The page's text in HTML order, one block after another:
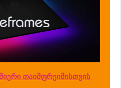
თაიმფრეიმისთვის